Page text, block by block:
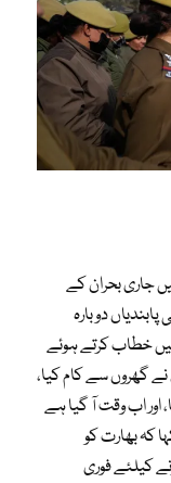
جاری بحران کے
دوبارہ
میں خطاب کرتے ہوئے
نے گھروں سے کام کیا،
اور اب وقت آ گیا ہے
کہ بھارت کو
کیلئے فوری